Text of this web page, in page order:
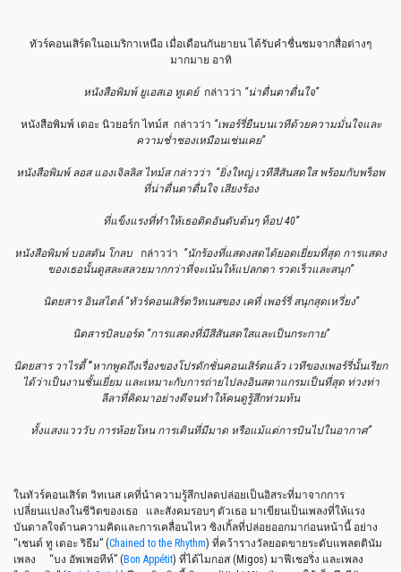
ทัวร์คอนเสิร์ตในอเมริกาเหนือ เมื่อเดือนกันยายน ได้รับคำชื่นชมจากสื่อต่างๆ
มากมาย อาทิ
หนังสือพิมพ์ ยูเอสเอ ทูเดย์กล่าวว่า “น่าตื่นตาตื่นใจ”
หนังสือพิมพ์ เดอะ นิวยอร์ก ไทม์ส กล่าวว่า “เพอร์รี่ยืนบนเวทีด้วยความมั่นใจและ
ความช่ำชองเหมือนเช่นเคย”
หนังสือพิมพ์ ลอส แองเจิลลิส ไทม์ส กล่าวว่า “ยิ่งใหญ่ เวทีสีสันสดใส พร้อมกับพร็อพ
ที่น่าตื่นตาตื่นใจ เสียงร้อง
ที่แข็งแรงที่ทำให้เธอติดอันดับต้นๆ ท็อป40”
หนังสือพิมพ์ บอสตัน โกลบกล่าวว่า “นักร้องที่แสดงสดได้ยอดเยี่ยมที่สุด การแสดง
ของเธอนั้นดูสละสลวยมากกว่าที่จะเน้นให้แปลกตา รวดเร็วและสนุก”
นิตยสาร อินสไตล์ “ทัวร์คอนเสิร์ตวิทเนสของ เคที่ เพอร์รี่ สนุกสุดเหวี่ยง”
นิตสารบิลบอร์ด “การแสดงที่มีสีสันสดใสและเป็นกระกาย”
นิตยสาร วาไรตี้ “หากพูดถึงเรื่องของโปรดักชั่นคอนเสิร์ตแล้ว เวทีของเพอร์รี่นั้นเรียก
ได้ว่าเป็นงานชั้นเยี่ยม และเหมาะกับการถ่ายไปลงอินสตาแกรมเป็นที่สุด ท่วงท่า
ลีลาที่คิดมาอย่างดีจนทำให้คนดูรู้สึกท่วมท้น
ทั้งแสงแวววับ การห้อยโหน การเดินที่มีมาด หรือแม้แต่การบินไปในอากาศ”
ในทัวร์คอนเสิร์ต วิทเนส เคที่นำความรู้สึกปลดปล่อยเป็นอิสระที่มาจากการ
เปลี่ยนแปลงในชีวิตของเธอ และสังคมรอบๆ ตัวเธอ มาเขียนเป็นเพลงที่ให้แรง
บันดาลใจด้านความคิดและการเคลื่อนไหว ซิงเกิ้ลที่ปล่อยออกมาก่อนหน้านี้ อย่าง
“เชนด์ ทู เดอะ ริธึม” (Chained to the Rhythm) ที่คว้ารางวัลยอดขายระดับแพลตตินัม
เพลง “บง อัพเพอทีท์” ( Bon Appétit) ที่ได้ไมกอส (Migos) มาฟีเชอริ่ง และเพลง